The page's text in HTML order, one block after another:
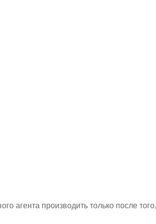
агента производить только после